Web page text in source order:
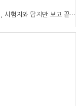
와 답지만 보고 끝내실 건가요?